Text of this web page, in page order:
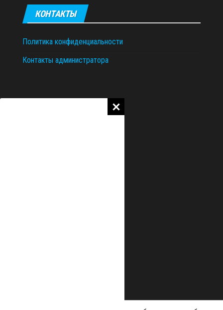
КОНТАКТЫ
Политика конфиденциальности
Контакты администратора